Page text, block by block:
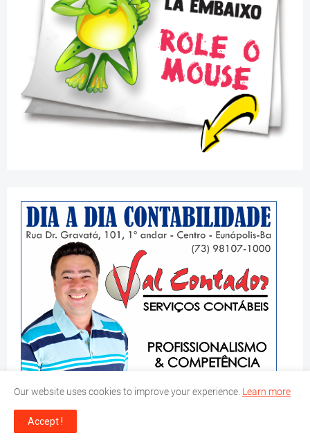
SIGA-NOS:
Our website uses cookies to improve your experience. Learn more
Accept !